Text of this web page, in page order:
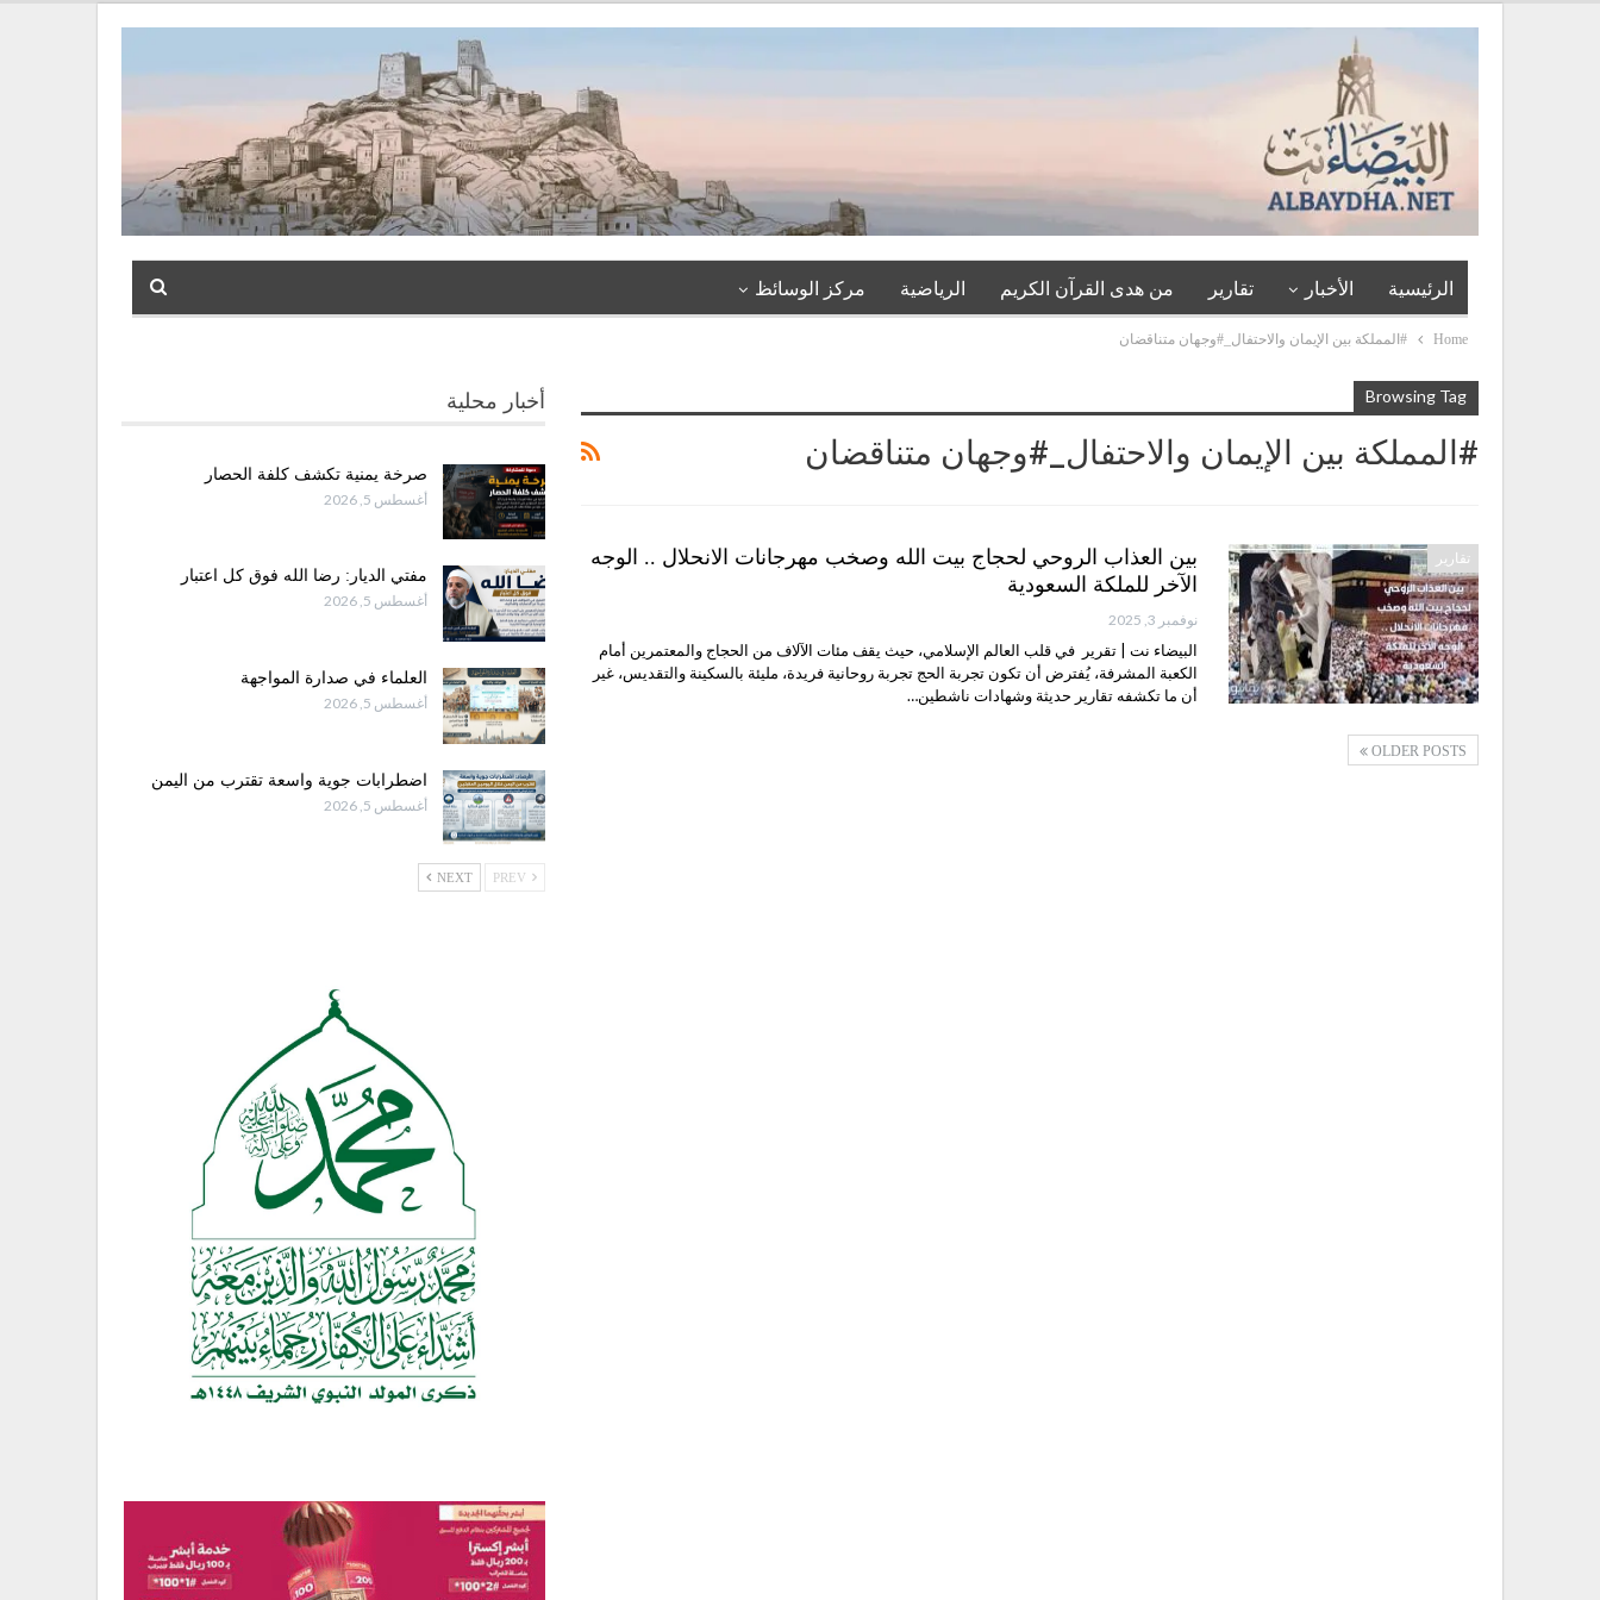
الرئيسية الأخبار تقارير من هدى القرآن الكريم الرياضية مركز الوسائظ
Home #المملكة بين الإيمان والاحتفال_#وجهان متناقضان
Browsing Tag
#المملكة بين الإيمان والاحتفال_#وجهان متناقضان
تقارير
بين العذاب الروحي لحجاج بيت الله وصخب مهرجانات الانحلال .. الوجه
الآخر للملكة السعودية
نوفمبر 3, 2025
البيضاء نت | تقرير في قلب العالم الإسلامي، حيث يقف مئات الآلاف من الحجاج والمعتمرين أمام
الكعبة المشرفة، يُفترض أن تكون تجربة الحج تجربة روحانية فريدة، مليئة بالسكينة والتقديس، غير
أن ما تكشفه تقارير حديثة وشهادات ناشطين…
OLDER POSTS
أخبار محلية
صرخة يمنية تكشف كلفة الحصار
أغسطس 5, 2026
مفتي الديار: رضا الله فوق كل اعتبار
أغسطس 5, 2026
العلماء في صدارة المواجهة
أغسطس 5, 2026
اضطرابات جوية واسعة تقترب من اليمن
أغسطس 5, 2026
NEXT